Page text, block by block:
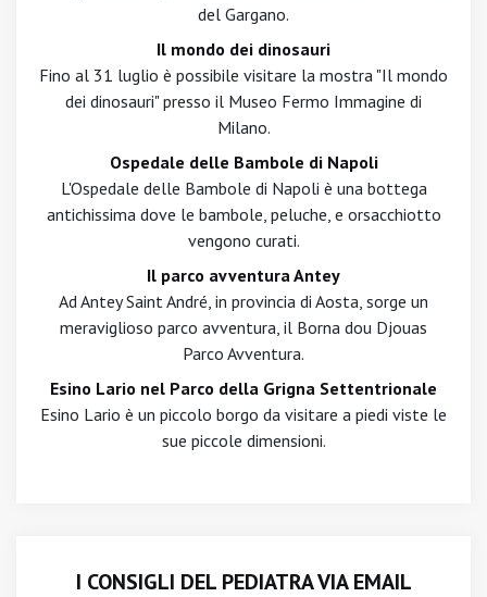
del Gargano.
Il mondo dei dinosauri
Fino al 31 luglio è possibile visitare la mostra "Il mondo
dei dinosauri" presso il Museo Fermo Immagine di
Milano.
Ospedale delle Bambole di Napoli
L'Ospedale delle Bambole di Napoli è una bottega
antichissima dove le bambole, peluche, e orsacchiotto
vengono curati.
Il parco avventura Antey
Ad Antey Saint André, in provincia di Aosta, sorge un
meraviglioso parco avventura, il Borna dou Djouas
Parco Avventura.
Esino Lario nel Parco della Grigna Settentrionale
Esino Lario è un piccolo borgo da visitare a piedi viste le
sue piccole dimensioni.
I CONSIGLI DEL PEDIATRA VIA EMAIL